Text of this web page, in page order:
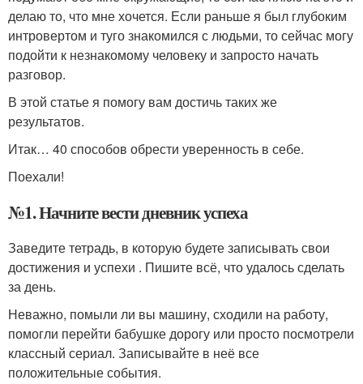
делаю то, что мне хочется. Если раньше я был глубоким
интровертом и туго знакомился с людьми, то сейчас могу
подойти к незнакомому человеку и запросто начать
разговор.
В этой статье я помогу вам достичь таких же
результатов.
Итак… 40 способов обрести уверенность в себе.
Поехали!
№1. Начните вести дневник успеха
Заведите тетрадь, в которую будете записывать свои
достижения и успехи . Пишите всё, что удалось сделать
за день.
Неважно, помыли ли вы машину, сходили на работу,
помогли перейти бабушке дорогу или просто посмотрели
классный сериал. Записывайте в неё все
положительные события.